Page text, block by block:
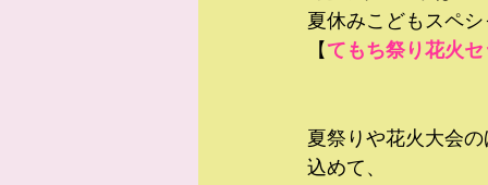
夏休みこどもスペ
【てもち祭り花火
夏祭りや花火大会
込めて、